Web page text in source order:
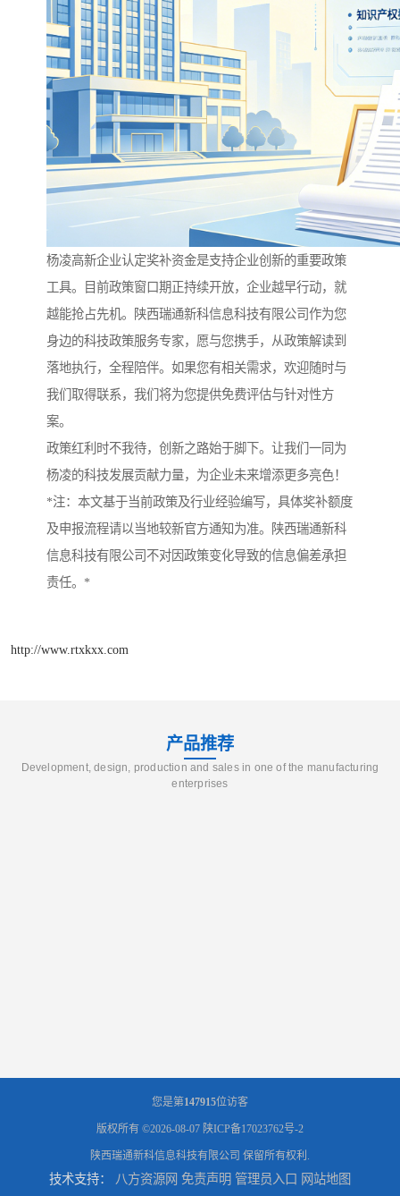
杨凌高新企业认定奖补资金是支持企业创新的重要政策
工具。目前政策窗口期正持续开放，企业越早行动，就
越能抢占先机。陕西瑞通新科信息科技有限公司作为您
身边的科技政策服务专家，愿与您携手，从政策解读到
落地执行，全程陪伴。如果您有相关需求，欢迎随时与
我们取得联系，我们将为您提供免费评估与针对性方
案。
政策红利时不我待，创新之路始于脚下。让我们一同为
杨凌的科技发展贡献力量，为企业未来增添更多亮色！
*注：本文基于当前政策及行业经验编写，具体奖补额度
及申报流程请以当地较新官方通知为准。陕西瑞通新科
信息科技有限公司不对因政策变化导致的信息偏差承担
责任。*
http://www.rtxkxx.com
产品推荐
Development, design, production and sales in one of the manufacturing
enterprises
您是第147915位访客
版权所有 ©2026-08-07 陕ICP备17023762号-2
陕西瑞通新科信息科技有限公司 保留所有权利.
技术支持： 八方资源网 免责声明 管理员入口 网站地图